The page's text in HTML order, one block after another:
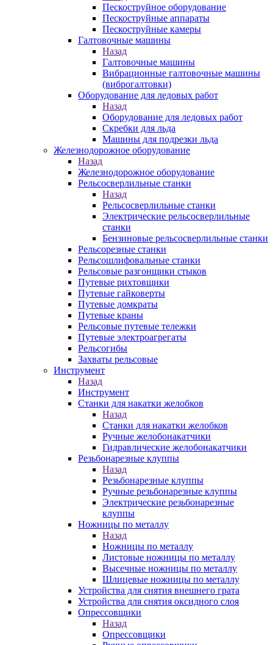
Пескоструйное оборудование
Пескоструйные аппараты
Пескоструйные камеры
Галтовочные машины
Назад
Галтовочные машины
Вибрационные галтовочные машины
(виброгалтовки)
Оборудование для ледовых работ
Назад
Оборудование для ледовых работ
Скребки для льда
Машины для подрезки льда
Железнодорожное оборудование
Назад
Железнодорожное оборудование
Рельсосверлильные станки
Назад
Рельсосверлильные станки
Электрические рельсосверлильные
станки
Бензиновые рельсосверлильные станки
Рельсорезные станки
Рельсошлифовальные станки
Рельсовые разгонщики стыков
Путевые рихтовщики
Путевые гайковерты
Путевые домкраты
Путевые краны
Рельсовые путевые тележки
Путевые электроагрегаты
Рельсогибы
Захваты рельсовые
Инструмент
Назад
Инструмент
Станки для накатки желобков
Назад
Станки для накатки желобков
Ручные желобонакатчики
Гидравлические желобонакатчики
Резьбонарезные клуппы
Назад
Резьбонарезные клуппы
Ручные резьбонарезные клуппы
Электрические резьбонарезные
клуппы
Ножницы по металлу
Назад
Ножницы по металлу
Листовые ножницы по металлу
Высечные ножницы по металлу
Шлицевые ножницы по металлу
Устройства для снятия внешнего грата
Устройства для снятия оксидного слоя
Опрессовщики
Назад
Опрессовщики